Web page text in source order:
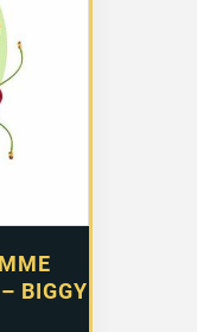
BIGGY